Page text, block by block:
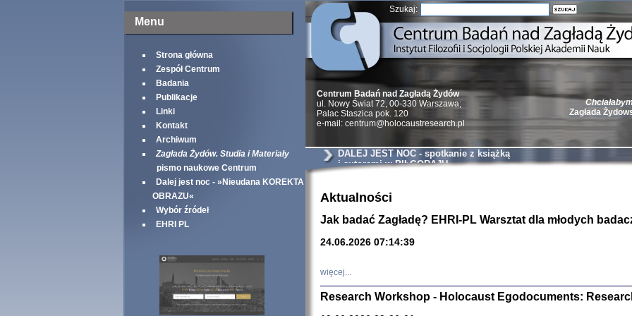
Menu
Strona główna
Zespół Centrum
Badania
Publikacje
Linki
Kontakt
Archiwum
Zagłada Żydów. Studia i Materiały
pismo naukowe Centrum
Dalej jest noc - »Nieudana KOREKTA
OBRAZU«
Wybór źródeł
EHRI PL
Szukaj:
Zagłada
Natalia Aleksiun,
Deborah Dash
Turski, Laurence
Centrum Badań nad Zagładą Żydów
ul. Nowy Świat 72, 00-330 Warszawa;
Palac Staszica pok. 120
e-mail: centrum@holocaustresearch.pl
DALEJ JEST NOC - spotkanie z książką
i autorami w BIŁGORAJU
Aktualności
Jak badać Zagładę? EHRI-PL Warsztat dla młodych
24.06.2026 07:14:39
więcej...
Research Workshop - Holocaust Egodocuments: